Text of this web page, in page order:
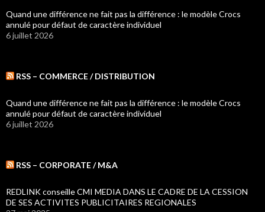
Quand une différence ne fait pas la différence : le modèle Crocs
annulé pour défaut de caractère individuel
6 juillet 2026
RSS – COMMERCE / DISTRIBUTION
Quand une différence ne fait pas la différence : le modèle Crocs
annulé pour défaut de caractère individuel
6 juillet 2026
RSS – CORPORATE / M&A
REDLINK conseille CMI MEDIA DANS LE CADRE DE LA CESSION
DE SES ACTIVITES PUBLICITAIRES REGIONALES